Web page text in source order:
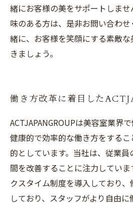
緒にお客様の美をサポートしま
味のある方は、是非お問い合わ
緒に、お客様を笑顔にする素敵
きましょう。
働き方改革に着目した
ACTJAPANGROUPは美容室業界
健康的で効率的な働き方をする
的としています。当社は、従業
間を改善することに注力してい
クスタイム制度を導入しており
しており、スタッフがより自由